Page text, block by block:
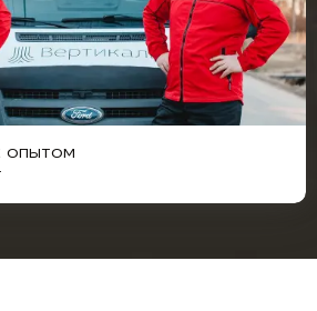
опытом